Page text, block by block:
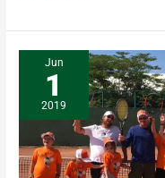
Jun
1
2019
Profi'
Summer
Camp